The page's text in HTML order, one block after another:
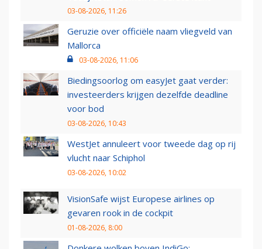
03-08-2026, 11:26
Geruzie over officiële naam vliegveld van
Mallorca
03-08-2026, 11:06
Biedingsoorlog om easyJet gaat verder:
investeerders krijgen dezelfde deadline
voor bod
03-08-2026, 10:43
WestJet annuleert voor tweede dag op rij
vlucht naar Schiphol
03-08-2026, 10:02
VisionSafe wijst Europese airlines op
gevaren rook in de cockpit
01-08-2026, 8:00